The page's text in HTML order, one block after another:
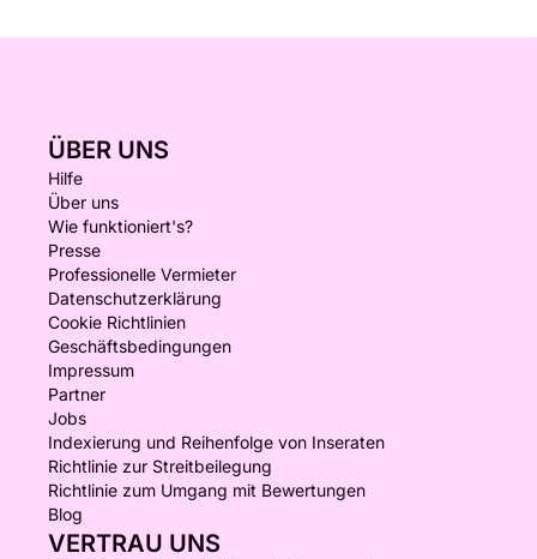
ÜBER UNS
Hilfe
Über uns
Wie funktioniert's?
Presse
Professionelle Vermieter
Datenschutzerklärung
Cookie Richtlinien
Geschäftsbedingungen
Impressum
Partner
Jobs
Indexierung und Reihenfolge von Inseraten
Richtlinie zur Streitbeilegung
Richtlinie zum Umgang mit Bewertungen
Blog
VERTRAU UNS